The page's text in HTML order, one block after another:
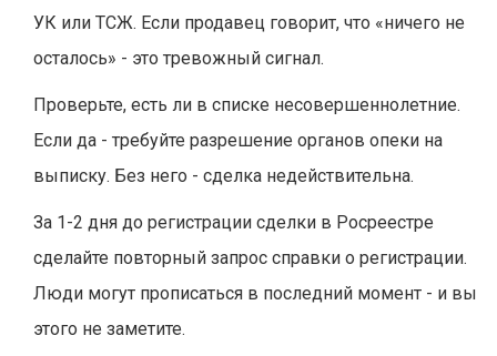
УК или ТСЖ. Если продавец говорит, что «ничего не
осталось» - это тревожный сигнал.
Проверьте, есть ли в списке несовершеннолетние.
Если да - требуйте разрешение органов опеки на
выписку. Без него - сделка недействительна.
За 1-2 дня до регистрации сделки в Росреестре
сделайте повторный запрос справки о регистрации.
Люди могут прописаться в последний момент - и вы
этого не заметите.